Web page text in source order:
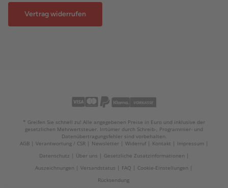
Vertrag widerrufen
* Greifen Sie schnell zu! Alle angegebenen Preise in Euro und inklusive der
gesetzlichen Mehrwertsteuer. Irrtümer durch Schreib-, Programmier- und
Datenübertragungsfehler sind vorbehalten.
AGB
Verantwortung / CSR Newsletter Widerruf Kontakt
Impressum
Datenschutz
Über uns
Gesetzliche Zusatzinformationen
Auszeichnungen
Versandstatus FAQ
Cookie-Einstellungen
Rücksendung